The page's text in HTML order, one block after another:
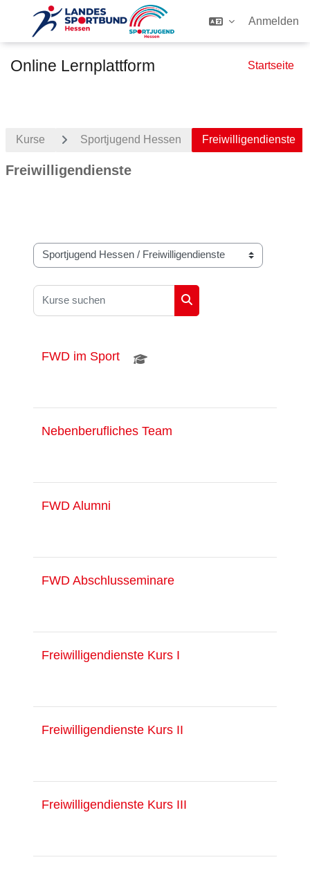
Anmelden
Online Lernplattform Startseite
Kurse Sportjugend Hessen Freiwilligendienste
Freiwilligendienste
Kursbereiche
Kurse suchen
Kurse suchen
FWD im Sport
Nebenberufliches Team
FWD Alumni
FWD Abschlusseminare
Freiwilligendienste Kurs I
Freiwilligendienste Kurs II
Freiwilligendienste Kurs III